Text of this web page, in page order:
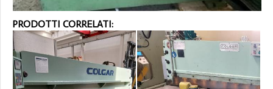
PRODOTTI CORRELATI: